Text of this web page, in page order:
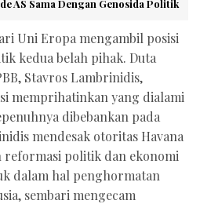
AS Sama Dengan Genosida Politik
Uni Eropa mengambil posisi
kedua belah pihak. Duta
Stavros Lambrinidis,
memprihatinkan yang dialami
dibebankan pada
mendesak otoritas Havana
reformasi politik dan ekonomi
dalam hal penghormatan
sembari mengecam